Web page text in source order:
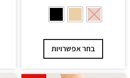
בחר אפשרויות